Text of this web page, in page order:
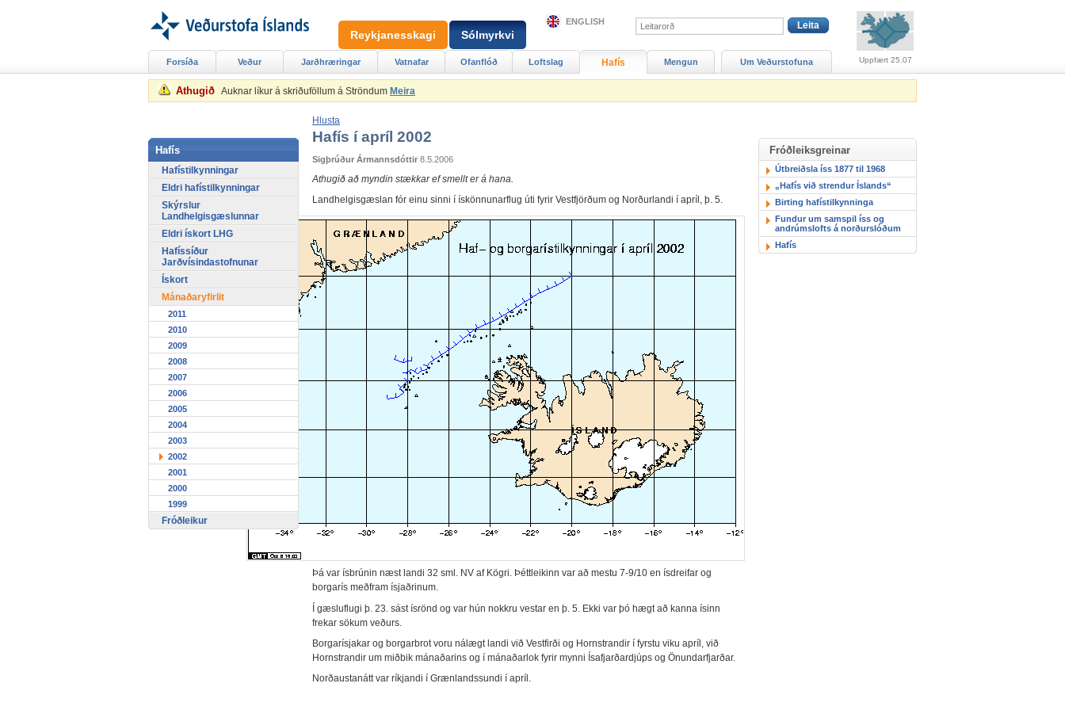
Athugið Auknar líkur á skriðuföllum á Ströndum Meira
Hlusta
Hafís í apríl 2002
Sigþrúður Ármannsdóttir 8.5.2006
Athugið að myndin stækkar ef smellt er á hana.
Landhelgisgæslan fór einu sinni í ískönnunarflug úti fyrir Vestfjörðum og Norðurlandi í apríl, þ. 5.
Þá var ísbrúnin næst landi 32 sml. NV af Kögri. Þéttleikinn var að mestu 7-9/10 en ísdreifar og
borgarís meðfram ísjaðrinum.
Í gæsluflugi þ. 23. sást ísrönd og var hún nokkru vestar en þ. 5. Ekki var þó hægt að kanna ísinn
frekar sökum veðurs.
Borgarísjakar og borgarbrot voru nálægt landi við Vestfirði og Hornstrandir í fyrstu viku apríl, við
Hornstrandir um miðbik mánaðarins og í mánaðarlok fyrir mynni Ísafjarðardjúps og Önundarfjarðar.
Norðaustanátt var ríkjandi í Grænlandssundi í apríl.
Fróðleiksgreinar
Útbreiðsla íss 1877 til 1968
„Hafís við strendur Íslands“
Birting hafístilkynninga
Fundur um samspil íss og
andrúmslofts á norðurslóðum
Hafís
Forsíða Veður Jarðhræringar Vatnafar Ofanflóð Loftslag Hafís Mengun Um Veðurstofuna
Hafís
Hafístilkynningar
Eldri hafístilkynningar
Skýrslur
Landhelgisgæslunnar
Eldri ískort LHG
Hafíssíður
Jarðvísindastofnunar
Ískort
Mánaðaryfirlit
2011
2010
2009
2008
2007
2006
2005
2004
2003
2002
2001
2000
1999
Fróðleikur
Uppfært 25.07
Reykjanesskagi Sólmyrkvi
ENGLISH